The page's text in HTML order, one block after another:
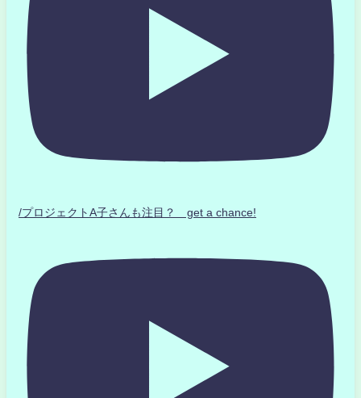
/プロジェクトA子さんも注目？ get a chance!